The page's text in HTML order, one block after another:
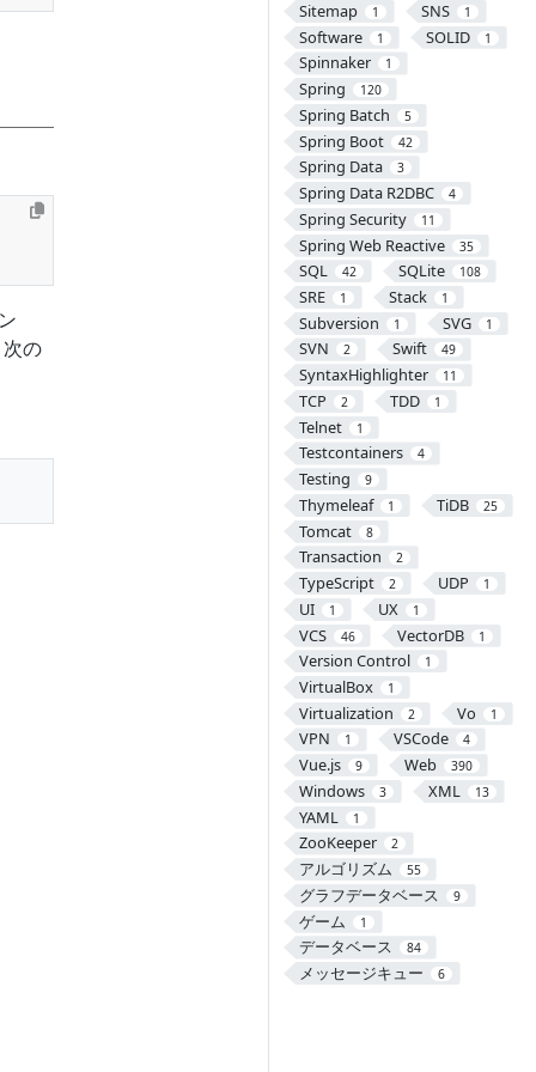
Sitemap 1 SNS 1
Software 1 SOLID 1
Spinnaker 1
Spring 120
Spring Batch 5
Spring Boot 42
Spring Data 3
Spring Data R2DBC 4
Spring Security 11
Spring Web Reactive 35
SQL 42 SQLite 108
SRE 1 Stack 1
Subversion 1 SVG 1
SVN 2 Swift 49
SyntaxHighlighter 11
TCP 2 TDD 1
Telnet 1
Testcontainers 4
Testing 9
Thymeleaf 1 TiDB 25
Tomcat 8
Transaction 2
TypeScript 2 UDP 1
UI 1 UX 1
VCS 46 VectorDB 1
Version Control 1
VirtualBox 1
Virtualization 2 Vo 1
VPN 1 VSCode 4
Vue.js 9 Web 390
Windows 3 XML 13
YAML 1
ZooKeeper 2
アルゴリズム 55
グラフデータベース 9
ゲーム 1
データベース 84
メッセージキュー 6
の